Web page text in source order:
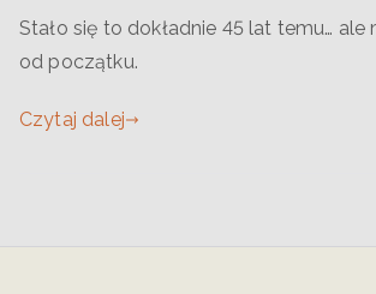
Stało się to dokładnie 45 lat temu…
od początku.
Czytaj dalej